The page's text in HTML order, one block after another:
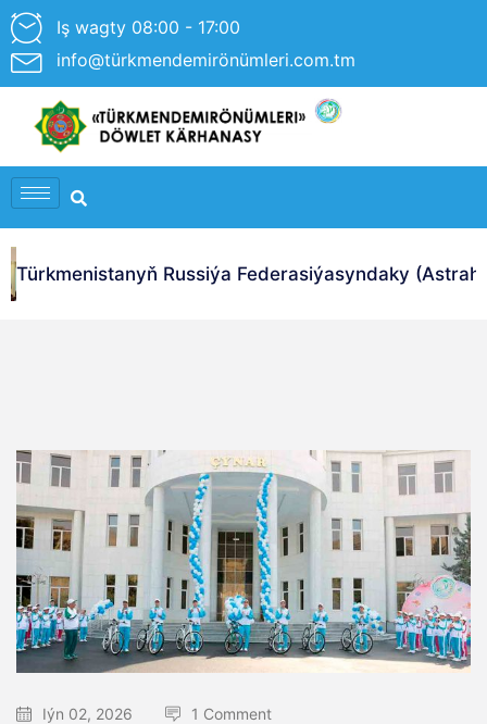
Iş wagty 08:00 - 17:00
info@türkmendemirönümleri.com.tm
Türkmenistanyň Russiýa Federasiýasyndaky
Iýn 02, 2026
1 Comment